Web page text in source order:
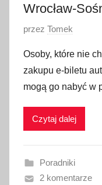
Wrocław-
O
u
b
l
i
a
n
przez Tomek
Osoby, które nie
zakupu e-biletu
mogą go nabyć w
Czytaj dalej
Poradniki
2 komentarze